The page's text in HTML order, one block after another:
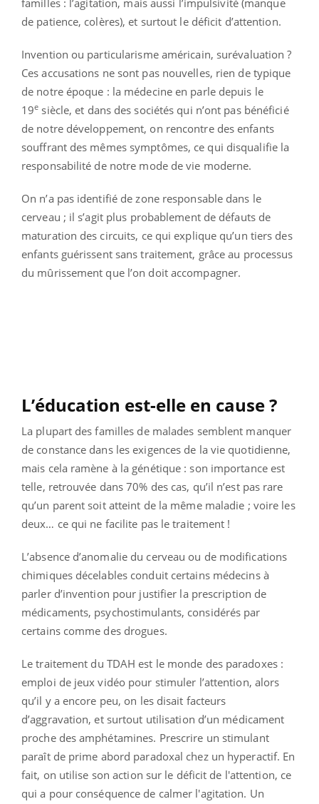
familles : l’agitation, mais aussi l’impulsivité (manque
de patience, colères), et surtout le déficit d’attention.
Invention ou particularisme américain, surévaluation ?
Ces accusations ne sont pas nouvelles, rien de typique
de notre époque : la médecine en parle depuis le
19e siècle, et dans des sociétés qui n’ont pas bénéficié
de notre développement, on rencontre des enfants
souffrant des mêmes symptômes, ce qui disqualifie la
responsabilité de notre mode de vie moderne.
On n’a pas identifié de zone responsable dans le
cerveau ; il s’agit plus probablement de défauts de
maturation des circuits, ce qui explique qu’un tiers des
enfants guérissent sans traitement, grâce au processus
du mûrissement que l’on doit accompagner.
L’éducation est-elle en cause ?
La plupart des familles de malades semblent manquer
de constance dans les exigences de la vie quotidienne,
mais cela ramène à la génétique : son importance est
telle, retrouvée dans 70% des cas, qu’il n’est pas rare
qu’un parent soit atteint de la même maladie ; voire les
deux… ce qui ne facilite pas le traitement !
L’absence d’anomalie du cerveau ou de modifications
chimiques décelables conduit certains médecins à
parler d’invention pour justifier la prescription de
médicaments, psychostimulants, considérés par
certains comme des drogues.
Le traitement du TDAH est le monde des paradoxes :
emploi de jeux vidéo pour stimuler l’attention, alors
qu’il y a encore peu, on les disait facteurs
d’aggravation, et surtout utilisation d’un médicament
proche des amphétamines. Prescrire un stimulant
paraît de prime abord paradoxal chez un hyperactif. En
fait, on utilise son action sur le déficit de l'attention, ce
qui a pour conséquence de calmer l'agitation. Un